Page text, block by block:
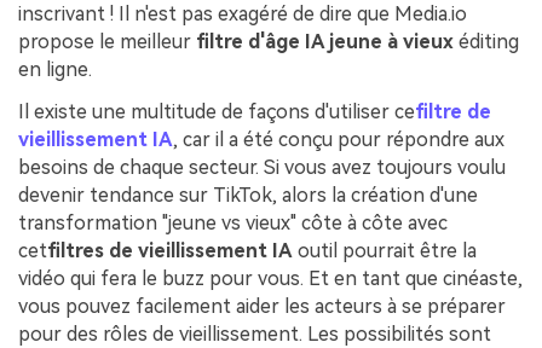
inscrivant ! Il n'est pas exagéré de dire que Media.io
propose le meilleur filtre d'âge IA jeune à vieux éditing
en ligne.
Il existe une multitude de façons d'utiliser cefiltre de
vieillissement IA, car il a été conçu pour répondre aux
besoins de chaque secteur. Si vous avez toujours voulu
devenir tendance sur TikTok, alors la création d'une
transformation "jeune vs vieux" côte à côte avec
cetfiltres de vieillissement IA outil pourrait être la
vidéo qui fera le buzz pour vous. Et en tant que cinéaste,
vous pouvez facilement aider les acteurs à se préparer
pour des rôles de vieillissement. Les possibilités sont